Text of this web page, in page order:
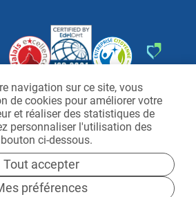
légales
navigation sur ce site, vous
de cookies pour améliorer votre
et réaliser des statistiques de
personnaliser l'utilisation des
ci-dessous.
Tout accepter
préférences